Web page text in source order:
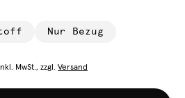
Nur Bezug
MwSt., zzgl. Versand